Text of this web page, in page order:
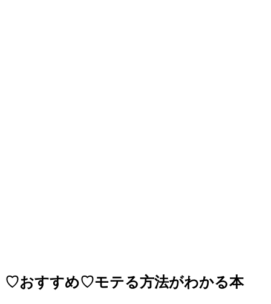
♡おすすめ♡モテる方法がわかる本